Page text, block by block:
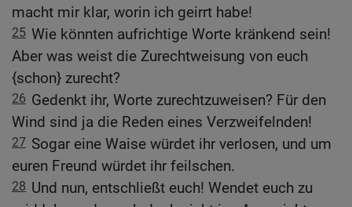
macht mir klar, worin ich geirrt habe!
25 Wie könnten aufrichtige Worte kränkend sein!
Aber was weist die Zurechtweisung von euch
{schon} zurecht?
26 Gedenkt ihr, Worte zurechtzuweisen? Für den
Wind sind ja die Reden eines Verzweifelnden!
27 Sogar eine Waise würdet ihr verlosen, und um
euren Freund würdet ihr feilschen.
28 Und nun, entschließt euch! Wendet euch zu